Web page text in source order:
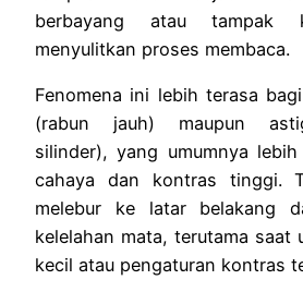
berbayang atau tampak
menyulitkan proses membaca.
Fenomena ini lebih terasa
(rabun jauh) maupun
silinder), yang umumnya
cahaya dan kontras tinggi.
melebur ke latar belakang
kelelahan mata, terutama saat
kecil atau pengaturan kontras